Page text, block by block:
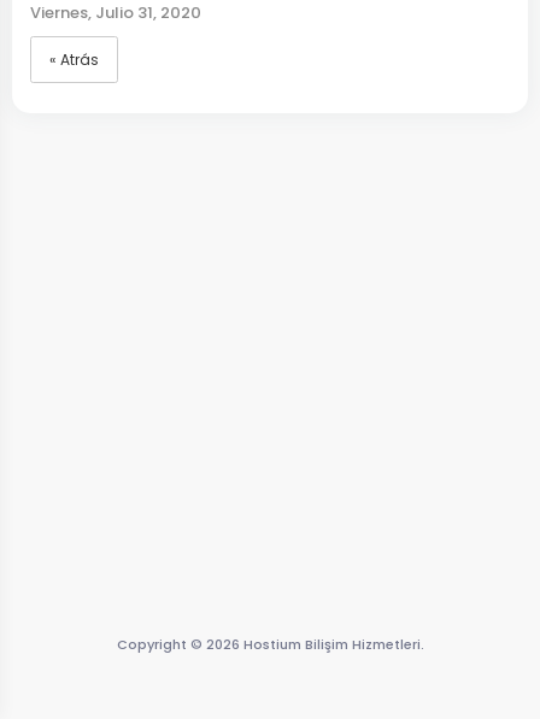
Viernes, Julio 31, 2020
« Atrás
Copyright © 2026 Hostium Bilişim Hizmetleri.